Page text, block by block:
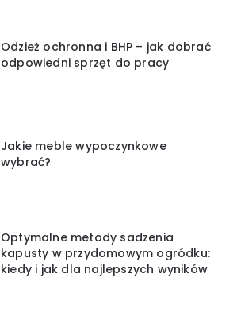
Odzież ochronna i BHP – jak dobrać
odpowiedni sprzęt do pracy
Jakie meble wypoczynkowe
wybrać?
Optymalne metody sadzenia
kapusty w przydomowym ogródku:
kiedy i jak dla najlepszych wyników